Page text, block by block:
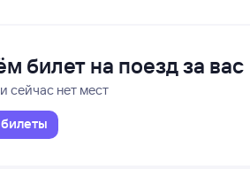
билет на поезд за вас
сейчас нет мест